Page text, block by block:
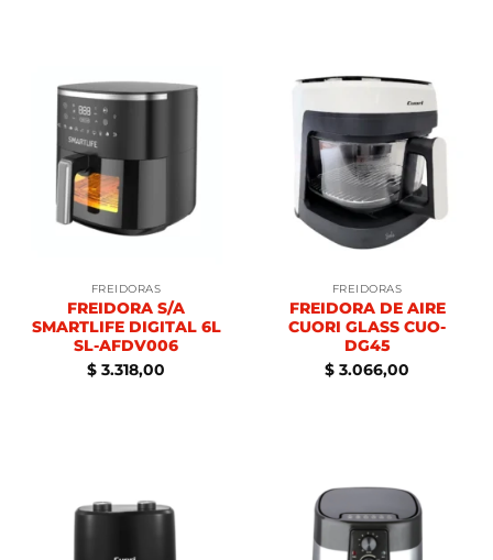
FREIDORAS
FREIDORA S/A
SMARTLIFE DIGITAL 6L
SL-AFDV006
$ 3.318,00
FREIDORAS
FREIDORA DE AIRE
CUORI GLASS CUO-
DG45
$ 3.066,00